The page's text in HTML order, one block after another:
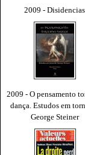
2009 - Disidencias
2009 - O pensamento
dança. Estudos em
George Steiner